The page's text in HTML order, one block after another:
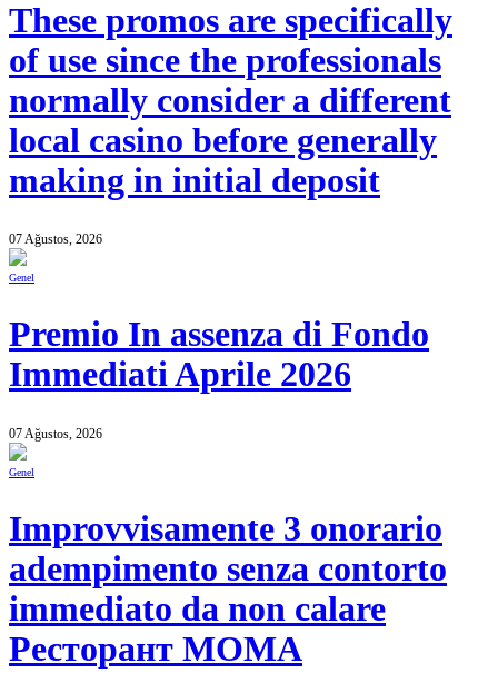
These promos are specifically
of use since the professionals
normally consider a different
local casino before generally
making in initial deposit
07 Ağustos, 2026
Genel
Premio In assenza di Fondo
Immediati Aprile 2026
07 Ağustos, 2026
Genel
Improvvisamente 3 onorario
adempimento senza contorto
immediato da non calare
Ресторант MOMA